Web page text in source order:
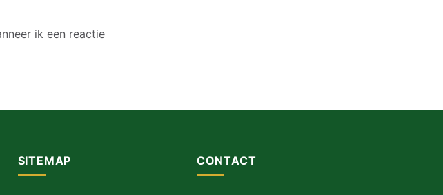
ik een reactie
SITEMAP CONTACT